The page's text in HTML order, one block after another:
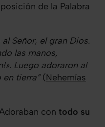
de la Palabra
Señor, el gran Dios.
las manos,
Luego adoraron al
en tierra”(Nehemías
con todo su